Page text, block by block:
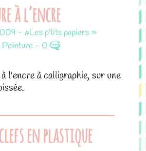
à l’encre
- #Les p'tits papiers »
- 0
l'encre à calligraphie, sur une
en plastique